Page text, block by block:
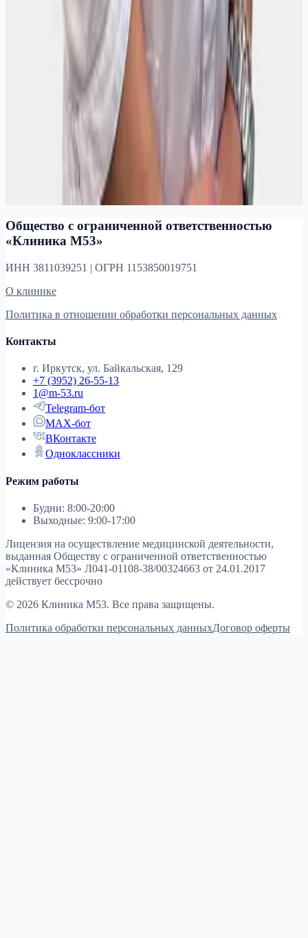
В клинике М53 можно сдать лабораторные анализы по
направлению врача: общеклиниче
Частые вопросы
Когда стоит записаться к гинекологу, если жалоб нет?
Что взять с собой на приём гинеколога?
Нужна ли подготовка к процедуре?
Общество с ограниченной ответственностью
«Клиника М53»
ИНН 3811039251 | ОГРН 1153850019751
О клинике
Политика в отношении обработки персональных данных
Контакты
г. Иркутск, ул. Байкальская, 129
+7 (3952) 26-55-13
1@m-53.ru
Telegram-бот
MAX-бот
ВКонтакте
Одноклассники
Режим работы
Будни: 8:00-20:00
Выходные: 9:00-17:00
Лицензия на осуществление медицинской деятельности,
выданная Обществу с ограниченной ответственностью
«Клиника М53» Л041-01108-38/00324663 от 24.01.2017
действует бессрочно
© 2026 Клиника М53. Все права защищены.
Политика обработки персональных данныхДоговор оферты